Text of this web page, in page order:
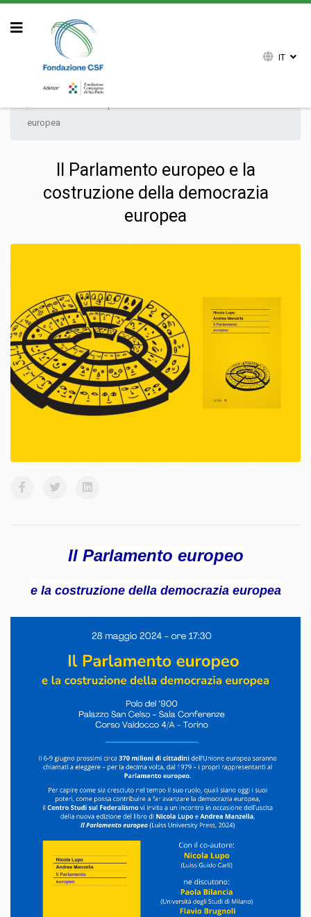
IT
Sei qui:Home Attività
europea
Il Parlamento europeo e la
costruzione della democrazia
europea
Il Parlamento europeo
e la costruzione della democrazia europea